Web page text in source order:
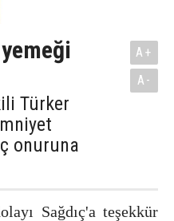
Türker
onuruna
A+
A-
Sağdıç'a teşekkür